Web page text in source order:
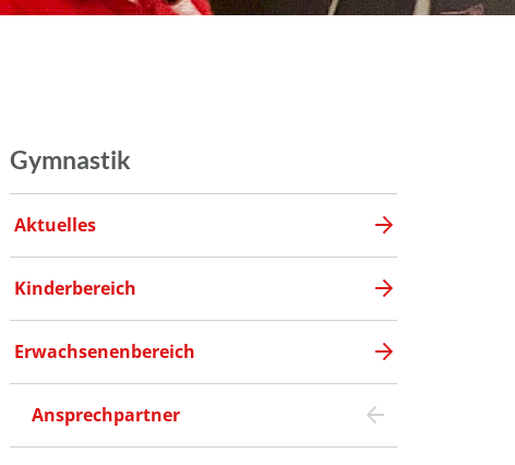
Gymnastik
Aktuelles
Kinderbereich
Erwachsenenbereich
Ansprechpartner